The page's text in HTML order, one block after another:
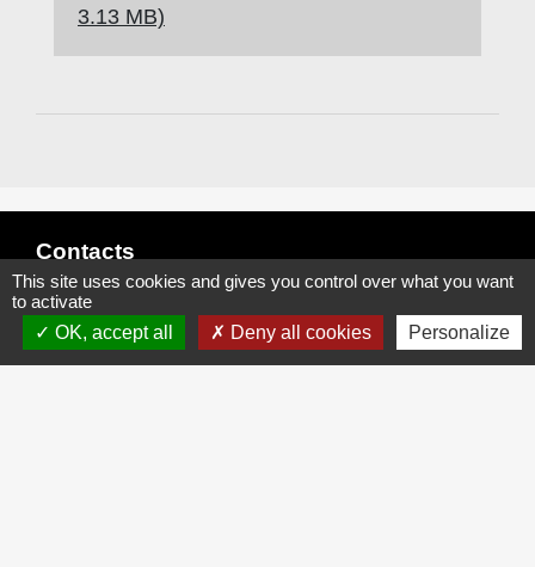
3.13 MB)
Contacts
Commune de Fresnoy-le-Luat
Place Daniel BOURGOIS, hameau du Luat
60800 Fresnoy-le-Luat - FRANCE
This site uses cookies and gives you control over what you want
to activate
OK, accept all
Deny all cookies Personalize